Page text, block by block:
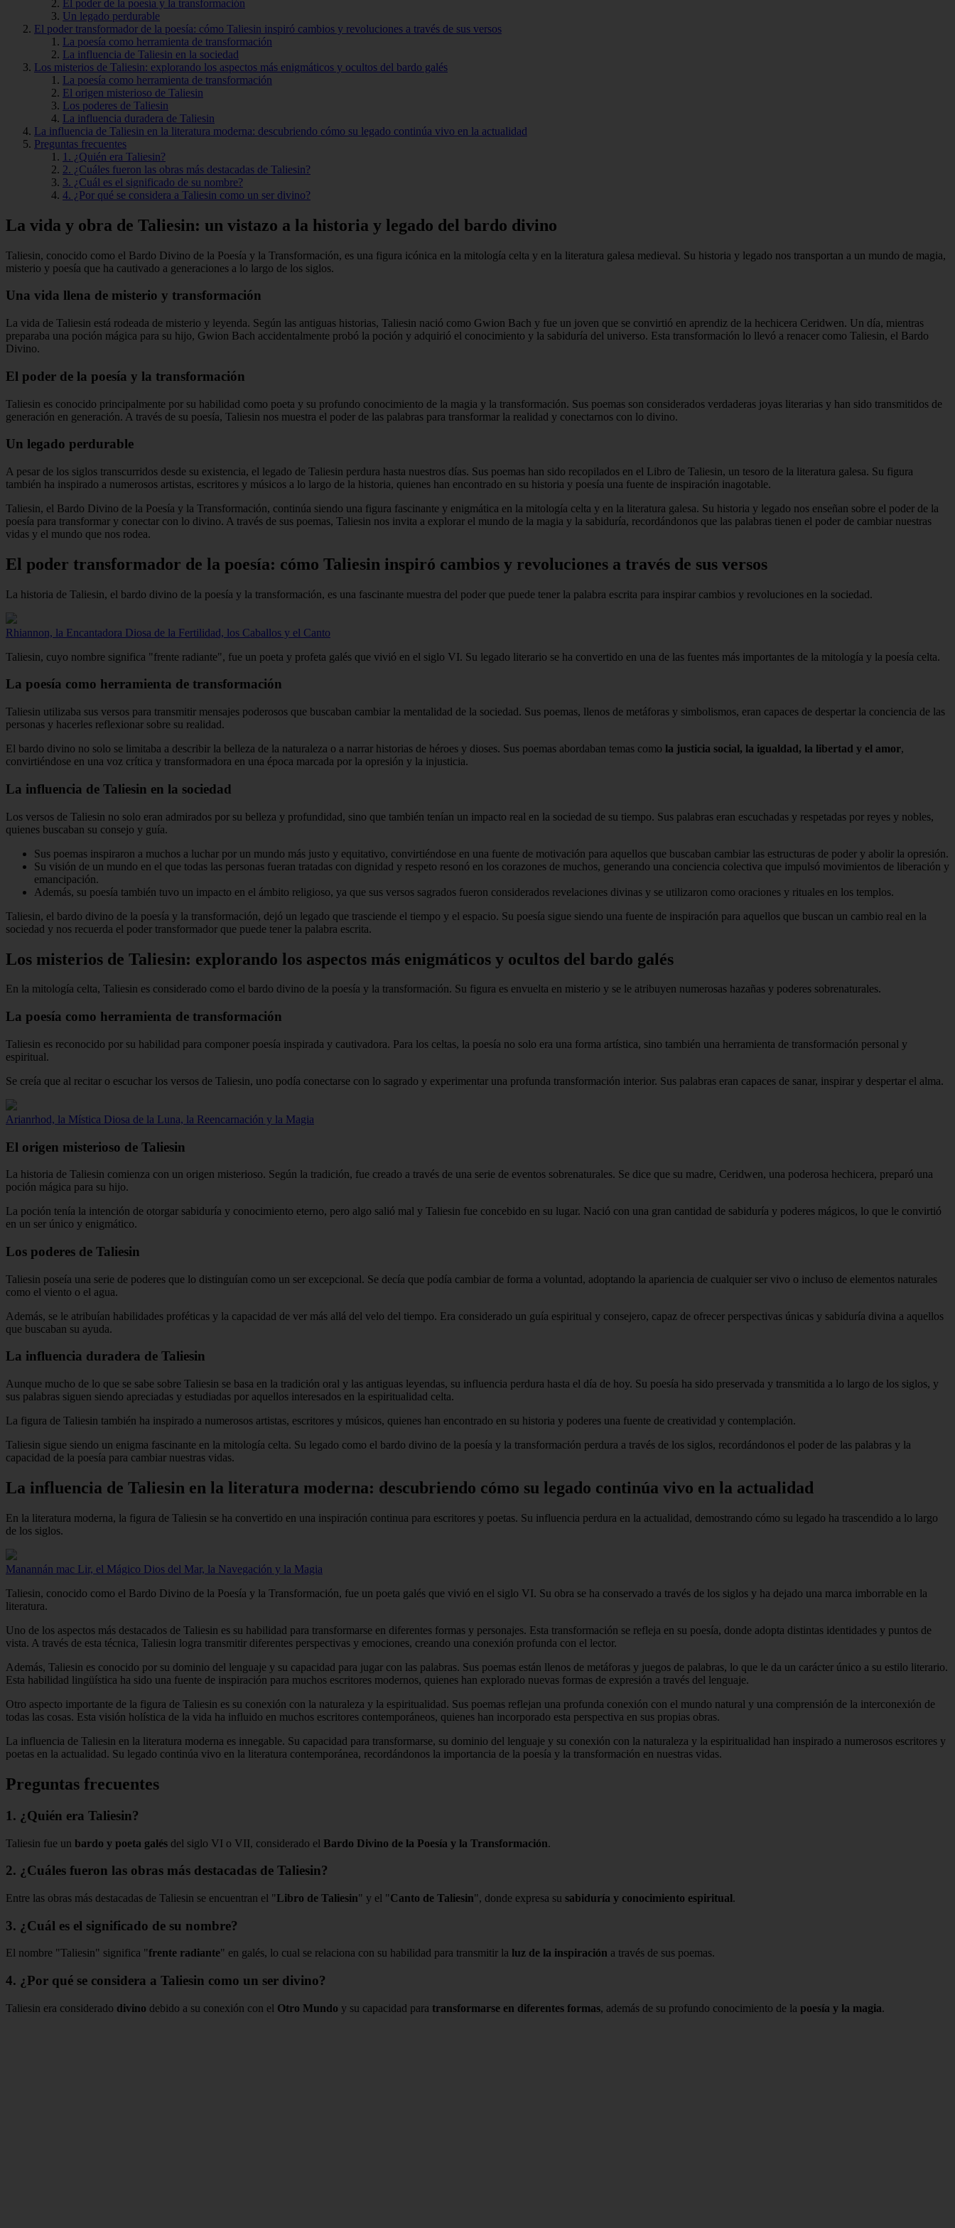
El poder de la poesía y la transformación
Un legado perdurable
El poder transformador de la poesía: cómo Taliesin inspiró cambios y revoluciones a través de sus versos
La poesía como herramienta de transformación
La influencia de Taliesin en la sociedad
Los misterios de Taliesin: explorando los aspectos más enigmáticos y ocultos del bardo galés
La poesía como herramienta de transformación
El origen misterioso de Taliesin
Los poderes de Taliesin
La influencia duradera de Taliesin
La influencia de Taliesin en la literatura moderna: descubriendo cómo su legado continúa vivo en la actualidad
Preguntas frecuentes
1. ¿Quién era Taliesin?
2. ¿Cuáles fueron las obras más destacadas de Taliesin?
3. ¿Cuál es el significado de su nombre?
4. ¿Por qué se considera a Taliesin como un ser divino?
La vida y obra de Taliesin: un vistazo a la historia y legado del bardo divino
Taliesin, conocido como el Bardo Divino de la Poesía y la Transformación, es una figura icónica en la mitología celta y en la literatura galesa medieval. Su historia y legado nos transportan a un mundo de magia,
misterio y poesía que ha cautivado a generaciones a lo largo de los siglos.
Una vida llena de misterio y transformación
La vida de Taliesin está rodeada de misterio y leyenda. Según las antiguas historias, Taliesin nació como Gwion Bach y fue un joven que se convirtió en aprendiz de la hechicera Ceridwen. Un día, mientras
preparaba una poción mágica para su hijo, Gwion Bach accidentalmente probó la poción y adquirió el conocimiento y la sabiduría del universo. Esta transformación lo llevó a renacer como Taliesin, el Bardo
Divino.
El poder de la poesía y la transformación
Taliesin es conocido principalmente por su habilidad como poeta y su profundo conocimiento de la magia y la transformación. Sus poemas son considerados verdaderas joyas literarias y han sido transmitidos de
generación en generación. A través de su poesía, Taliesin nos muestra el poder de las palabras para transformar la realidad y conectarnos con lo divino.
Un legado perdurable
A pesar de los siglos transcurridos desde su existencia, el legado de Taliesin perdura hasta nuestros días. Sus poemas han sido recopilados en el Libro de Taliesin, un tesoro de la literatura galesa. Su figura
también ha inspirado a numerosos artistas, escritores y músicos a lo largo de la historia, quienes han encontrado en su historia y poesía una fuente de inspiración inagotable.
Taliesin, el Bardo Divino de la Poesía y la Transformación, continúa siendo una figura fascinante y enigmática en la mitología celta y en la literatura galesa. Su historia y legado nos enseñan sobre el poder de la
poesía para transformar y conectar con lo divino. A través de sus poemas, Taliesin nos invita a explorar el mundo de la magia y la sabiduría, recordándonos que las palabras tienen el poder de cambiar nuestras
vidas y el mundo que nos rodea.
El poder transformador de la poesía: cómo Taliesin inspiró cambios y revoluciones a través de sus versos
La historia de Taliesin, el bardo divino de la poesía y la transformación, es una fascinante muestra del poder que puede tener la palabra escrita para inspirar cambios y revoluciones en la sociedad.
Rhiannon, la Encantadora Diosa de la Fertilidad, los Caballos y el Canto
Taliesin, cuyo nombre significa "frente radiante", fue un poeta y profeta galés que vivió en el siglo VI. Su legado literario se ha convertido en una de las fuentes más importantes de la mitología y la poesía celta.
La poesía como herramienta de transformación
Taliesin utilizaba sus versos para transmitir mensajes poderosos que buscaban cambiar la mentalidad de la sociedad. Sus poemas, llenos de metáforas y simbolismos, eran capaces de despertar la conciencia de las
personas y hacerles reflexionar sobre su realidad.
El bardo divino no solo se limitaba a describir la belleza de la naturaleza o a narrar historias de héroes y dioses. Sus poemas abordaban temas como la justicia social, la igualdad, la libertad y el amor,
convirtiéndose en una voz crítica y transformadora en una época marcada por la opresión y la injusticia.
La influencia de Taliesin en la sociedad
Los versos de Taliesin no solo eran admirados por su belleza y profundidad, sino que también tenían un impacto real en la sociedad de su tiempo. Sus palabras eran escuchadas y respetadas por reyes y nobles,
quienes buscaban su consejo y guía.
Sus poemas inspiraron a muchos a luchar por un mundo más justo y equitativo, convirtiéndose en una fuente de motivación para aquellos que buscaban cambiar las estructuras de poder y abolir la opresión.
Su visión de un mundo en el que todas las personas fueran tratadas con dignidad y respeto resonó en los corazones de muchos, generando una conciencia colectiva que impulsó movimientos de liberación y
emancipación.
Además, su poesía también tuvo un impacto en el ámbito religioso, ya que sus versos sagrados fueron considerados revelaciones divinas y se utilizaron como oraciones y rituales en los templos.
Taliesin, el bardo divino de la poesía y la transformación, dejó un legado que trasciende el tiempo y el espacio. Su poesía sigue siendo una fuente de inspiración para aquellos que buscan un cambio real en la
sociedad y nos recuerda el poder transformador que puede tener la palabra escrita.
Los misterios de Taliesin: explorando los aspectos más enigmáticos y ocultos del bardo galés
En la mitología celta, Taliesin es considerado como el bardo divino de la poesía y la transformación. Su figura es envuelta en misterio y se le atribuyen numerosas hazañas y poderes sobrenaturales.
La poesía como herramienta de transformación
Taliesin es reconocido por su habilidad para componer poesía inspirada y cautivadora. Para los celtas, la poesía no solo era una forma artística, sino también una herramienta de transformación personal y
espiritual.
Se creía que al recitar o escuchar los versos de Taliesin, uno podía conectarse con lo sagrado y experimentar una profunda transformación interior. Sus palabras eran capaces de sanar, inspirar y despertar el alma.
Arianrhod, la Mística Diosa de la Luna, la Reencarnación y la Magia
El origen misterioso de Taliesin
La historia de Taliesin comienza con un origen misterioso. Según la tradición, fue creado a través de una serie de eventos sobrenaturales. Se dice que su madre, Ceridwen, una poderosa hechicera, preparó una
poción mágica para su hijo.
La poción tenía la intención de otorgar sabiduría y conocimiento eterno, pero algo salió mal y Taliesin fue concebido en su lugar. Nació con una gran cantidad de sabiduría y poderes mágicos, lo que le convirtió
en un ser único y enigmático.
Los poderes de Taliesin
Taliesin poseía una serie de poderes que lo distinguían como un ser excepcional. Se decía que podía cambiar de forma a voluntad, adoptando la apariencia de cualquier ser vivo o incluso de elementos naturales
como el viento o el agua.
Además, se le atribuían habilidades proféticas y la capacidad de ver más allá del velo del tiempo. Era considerado un guía espiritual y consejero, capaz de ofrecer perspectivas únicas y sabiduría divina a aquellos
que buscaban su ayuda.
La influencia duradera de Taliesin
Aunque mucho de lo que se sabe sobre Taliesin se basa en la tradición oral y las antiguas leyendas, su influencia perdura hasta el día de hoy. Su poesía ha sido preservada y transmitida a lo largo de los siglos, y
sus palabras siguen siendo apreciadas y estudiadas por aquellos interesados en la espiritualidad celta.
La figura de Taliesin también ha inspirado a numerosos artistas, escritores y músicos, quienes han encontrado en su historia y poderes una fuente de creatividad y contemplación.
Taliesin sigue siendo un enigma fascinante en la mitología celta. Su legado como el bardo divino de la poesía y la transformación perdura a través de los siglos, recordándonos el poder de las palabras y la
capacidad de la poesía para cambiar nuestras vidas.
La influencia de Taliesin en la literatura moderna: descubriendo cómo su legado continúa vivo en la actualidad
En la literatura moderna, la figura de Taliesin se ha convertido en una inspiración continua para escritores y poetas. Su influencia perdura en la actualidad, demostrando cómo su legado ha trascendido a lo largo
de los siglos.
Manannán mac Lir, el Mágico Dios del Mar, la Navegación y la Magia
Taliesin, conocido como el Bardo Divino de la Poesía y la Transformación, fue un poeta galés que vivió en el siglo VI. Su obra se ha conservado a través de los siglos y ha dejado una marca imborrable en la
literatura.
Uno de los aspectos más destacados de Taliesin es su habilidad para transformarse en diferentes formas y personajes. Esta transformación se refleja en su poesía, donde adopta distintas identidades y puntos de
vista. A través de esta técnica, Taliesin logra transmitir diferentes perspectivas y emociones, creando una conexión profunda con el lector.
Además, Taliesin es conocido por su dominio del lenguaje y su capacidad para jugar con las palabras. Sus poemas están llenos de metáforas y juegos de palabras, lo que le da un carácter único a su estilo literario.
Esta habilidad lingüística ha sido una fuente de inspiración para muchos escritores modernos, quienes han explorado nuevas formas de expresión a través del lenguaje.
Otro aspecto importante de la figura de Taliesin es su conexión con la naturaleza y la espiritualidad. Sus poemas reflejan una profunda conexión con el mundo natural y una comprensión de la interconexión de
todas las cosas. Esta visión holística de la vida ha influido en muchos escritores contemporáneos, quienes han incorporado esta perspectiva en sus propias obras.
La influencia de Taliesin en la literatura moderna es innegable. Su capacidad para transformarse, su dominio del lenguaje y su conexión con la naturaleza y la espiritualidad han inspirado a numerosos escritores y
poetas en la actualidad. Su legado continúa vivo en la literatura contemporánea, recordándonos la importancia de la poesía y la transformación en nuestras vidas.
Preguntas frecuentes
1. ¿Quién era Taliesin?
Taliesin fue un bardo y poeta galés del siglo VI o VII, considerado el Bardo Divino de la Poesía y la Transformación.
2. ¿Cuáles fueron las obras más destacadas de Taliesin?
Entre las obras más destacadas de Taliesin se encuentran el "Libro de Taliesin" y el "Canto de Taliesin", donde expresa su sabiduría y conocimiento espiritual.
3. ¿Cuál es el significado de su nombre?
El nombre "Taliesin" significa "frente radiante" en galés, lo cual se relaciona con su habilidad para transmitir la luz de la inspiración a través de sus poemas.
4. ¿Por qué se considera a Taliesin como un ser divino?
Taliesin era considerado divino debido a su conexión con el Otro Mundo y su capacidad para transformarse en diferentes formas, además de su profundo conocimiento de la poesía y la magia.